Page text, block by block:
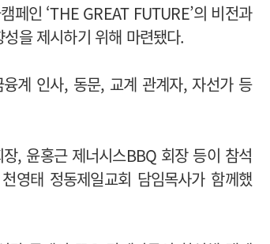
페인 ‘THE GREAT FUTURE’의 비전과
을 제시하기 위해 마련됐다.
계 인사, 동문, 교계 관계자, 자선가 등
, 윤홍근 제너시스BBQ 회장 등이 참석
영태 정동제일교회 담임목사가 함께했